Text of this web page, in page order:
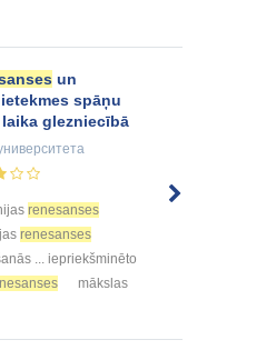
un
spāņu
laika glezniecībā
renesanses
renesanses
... iepriekšminēto
mākslas